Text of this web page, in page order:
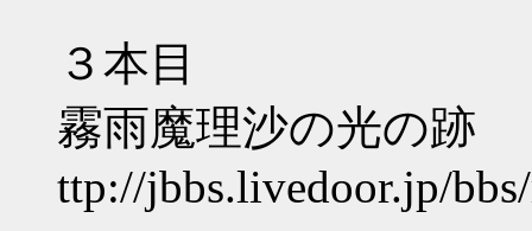
３本目
霧雨魔理沙の光の跡
ttp://jbbs.livedoor.jp/